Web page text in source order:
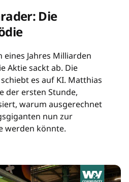
Die
Jahres Milliarden
Aktie sackt ab. Die
es auf KI. Matthias
der ersten Stunde,
warum ausgerechnet
nun zur
werden könnte.